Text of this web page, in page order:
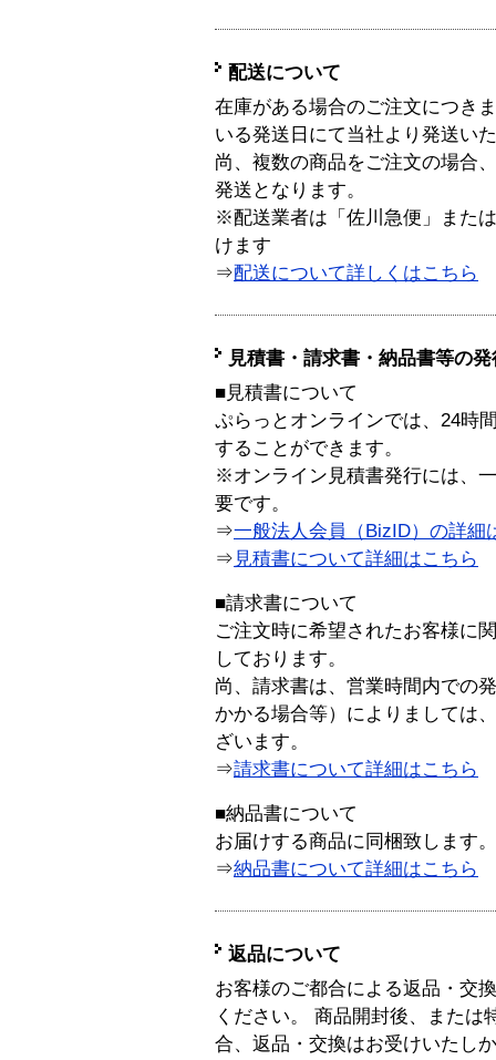
配送について
在庫がある場合のご注文につき
いる発送日にて当社より発送い
尚、複数の商品をご注文の場合
発送となります。
※配送業者は「佐川急便」また
けます
⇒配送について詳しくはこちら
見積書・請求書・納品書等の
■見積書について
ぷらっとオンラインでは、24時
することができます。
※オンライン見積書発行には、
要です。
⇒一般法人会員（BizID）の詳細
⇒ 見積書について詳細はこちら
■請求書について
ご注文時に希望されたお客様に
しております。
尚、請求書は、営業時間内での
かかる場合等）によりましては
ざいます。
⇒請求書について詳細はこちら
■納品書について
お届けする商品に同梱致します。
⇒納品書について詳細はこちら
返品について
お客様のご都合による返品・交
ください。 商品開封後、または
合、返品・交換はお受けいたし